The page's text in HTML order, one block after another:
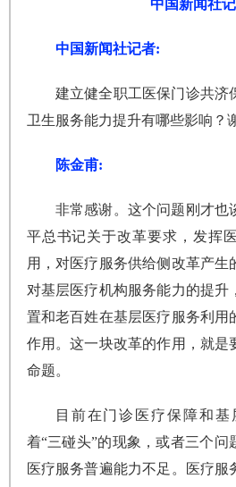
中国新闻社
中国新闻社记者:
建立健全职工医保门诊共济
卫生服务能力提升有哪些影响？
陈金甫:
非常感谢。这个问题刚才也
平总书记关于改革要求，发挥
用，对医疗服务供给侧改革产生
对基层医疗机构服务能力的提升
置和老百姓在基层医疗服务利用
作用。这一块改革的作用，就是
命题。
目前在门诊医疗保障和
着“三碰头”的现象，或者三个问
医疗服务普遍能力不足。医疗服